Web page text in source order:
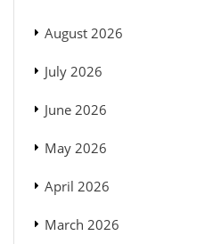
August 2026
July 2026
June 2026
May 2026
April 2026
March 2026